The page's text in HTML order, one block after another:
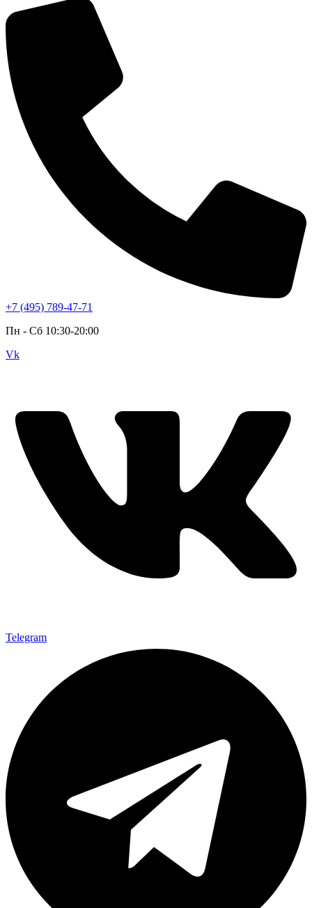
+7 (495) 789-47-71
Пн - Cб 10:30-20:00
Vk
Telegram